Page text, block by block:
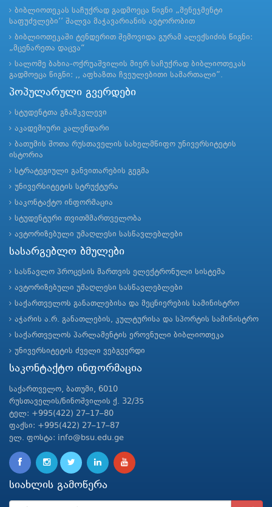
ბიბლიოთეკას საჩუქრად გადმოეცა წიგნი „მენეჯმენტი
საფუძვლები’’ შალვა მაჭავარიანის ავტორობით
ბიბლიოთეკაში ტენდერით შემოვიდა გურამ ალექსიძის წიგნი:
„მცენარეთა დაცვა“
სალომე ბახია-ოქრუაშვილის მიერ საჩუქრად ბიბლიოთეკას
გადმოეცა წიგნი: ,, აფხაზთა ჩვეულებითი სამართალი”.
პოპულარული გვერდები
სტუდენტთა გზამკვლევი
აკადემიური კალენდარი
ბათუმის შოთა რუსთაველის სახელმწიფო უნივერსიტეტის
ისტორია
სტრატეგიული განვითარების გეგმა
უნივერსიტეტის სტრუქტურა
საკონტაქტო ინფორმაცია
სტუდენტური თვითმმართველობა
ავტორიზებული უმაღლესი სასწავლებლები
სასარგებლო ბმულები
სასწავლო პროცესის მართვის ელექტრონული სისტემა
ავტორიზებული უმაღლესი სასწავლებლები
საქართველოს განათლებისა და მეცნიერების სამინისტრო
აჭარის ა.რ. განათლების, კულტურისა და სპორტის სამინისტრო
საქართველოს პარლამენტის ეროვნული ბიბლიოთეკა
უნივერსიტეტის ძველი ვებგვერდი
საკონტაქტო ინფორმაცია
საქართველო, ბათუმი, 6010
რუსთაველის/ნინოშვილის ქ. 32/35
ტელ: +995(422) 27–17–80
ფაქსი: +995(422) 27–17–87
ელ. ფოსტა: info@bsu.edu.ge
სიახლის გამოწერა